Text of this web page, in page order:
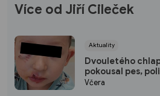
Více od Jiří Cileček
Aktuality
Dvouletého
pokousal pes,
Včera